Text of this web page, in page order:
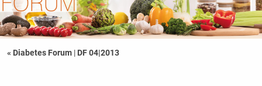
« Diabetes Forum | DF 04|2013